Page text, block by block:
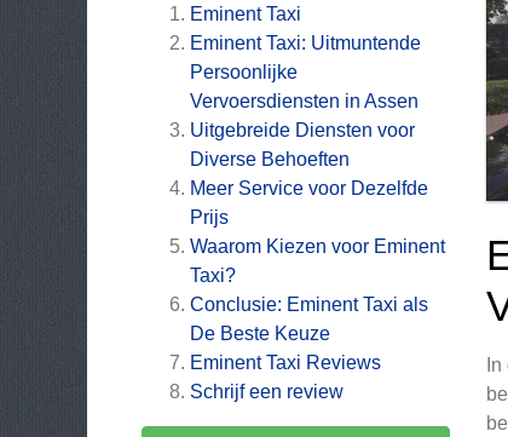
Eminent Taxi
Eminent Taxi: Uitmuntende
Persoonlijke
Vervoersdiensten in Assen
Uitgebreide Diensten voor
Diverse Behoeften
Meer Service voor Dezelfde
Prijs
Waarom Kiezen voor Eminent
Taxi?
Conclusie: Eminent Taxi als
De Beste Keuze
Eminent Taxi Reviews
Schrijf een review